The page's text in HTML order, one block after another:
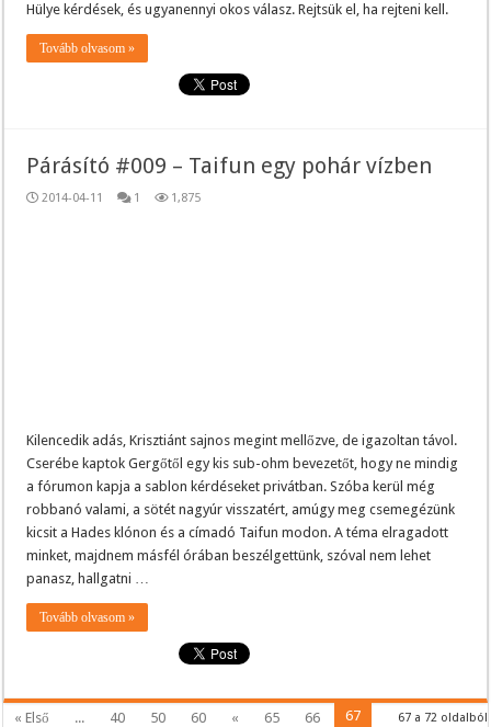
Hülye kérdések, és ugyanennyi okos válasz. Rejtsük el, ha rejteni kell.
Tovább olvasom »
Párásító #009 – Taifun egy pohár vízben
2014-04-11 1 1,875
Kilencedik adás, Krisztiánt sajnos megint mellőzve, de igazoltan távol.
Cserébe kaptok Gergőtől egy kis sub-ohm bevezetőt, hogy ne mindig
a fórumon kapja a sablon kérdéseket privátban. Szóba kerül még
robbanó valami, a sötét nagyúr visszatért, amúgy meg csemegézünk
kicsit a Hades klónon és a címadó Taifun modon. A téma elragadott
minket, majdnem másfél órában beszélgettünk, szóval nem lehet
panasz, hallgatni …
Tovább olvasom »
67 a 72 oldalból
« Első ... 40 50 60 « 65 66
67